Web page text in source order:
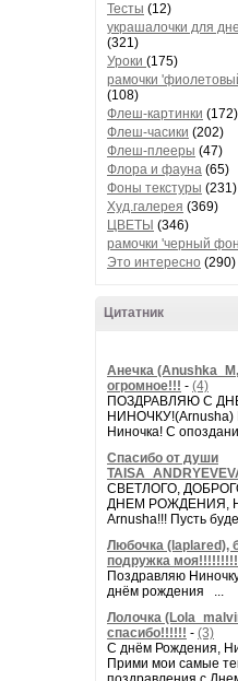
Тесты (12)
украшалочки для
(321)
Уроки (175)
рамочки
(108)
Флеш-картинки (172)
Флеш-часики (202)
Флеш-плееры (47)
Флора и фауна (65)
Фоны текстуры (231)
Худ.галерея (369)
ЦВЕТЫ (346)
рамочки 'черный
Это интересно (290)
Цитатник
Анечка
огромное!!! - (4)
ПОЗДРАВЛЯЮ С
НИНОЧКУ!(Arnusha)
Ниночка! С
Спасибо от души
СВЕТЛОГО,
ДНЕМ РОЖДЕНИЯ,
Arnusha!!! Пусть
Любочка (laplared),
подружка
Поздравляю
днём рождения ...
Лолочка
спасибо!!!!!! - (3)
С днём Рождения,
Прими мои самые